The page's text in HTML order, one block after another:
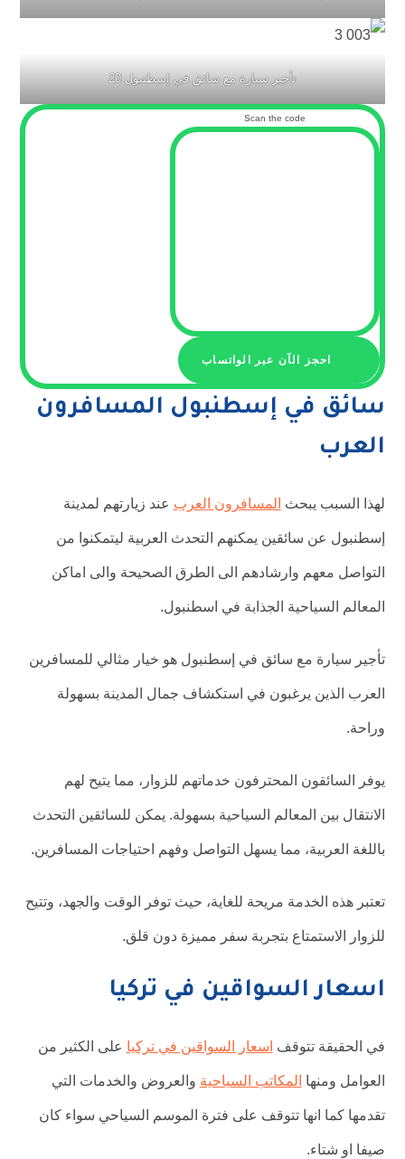
تأجير سيارة مع سائق في إسطنبول 20
Scan the code
احجز الآن عبر الواتساب
سائق في إسطنبول المسافرون
العرب
لهذا السبب يبحث المسافرون العرب عند زيارتهم لمدينة
إسطنبول عن سائقين يمكنهم التحدث العربية ليتمكنوا من
التواصل معهم وارشادهم الى الطرق الصحيحة والى اماكن
المعالم السياحية الجذابة في اسطنبول.
تأجير سيارة مع سائق في إسطنبول هو خيار مثالي للمسافرين
العرب الذين يرغبون في استكشاف جمال المدينة بسهولة
وراحة.
يوفر السائقون المحترفون خدماتهم للزوار، مما يتيح لهم
الانتقال بين المعالم السياحية بسهولة. يمكن للسائقين التحدث
باللغة العربية، مما يسهل التواصل وفهم احتياجات المسافرين.
تعتبر هذه الخدمة مريحة للغاية، حيث توفر الوقت والجهد، وتتيح
للزوار الاستمتاع بتجربة سفر مميزة دون قلق.
اسعار السواقين في تركيا
في الحقيقة تتوقف اسعار السواقين في تركيا على الكثير من
العوامل ومنها المكاتب السياحية والعروض والخدمات التي
تقدمها كما انها تتوقف على فترة الموسم السياحي سواء كان
صيفا او شتاء.